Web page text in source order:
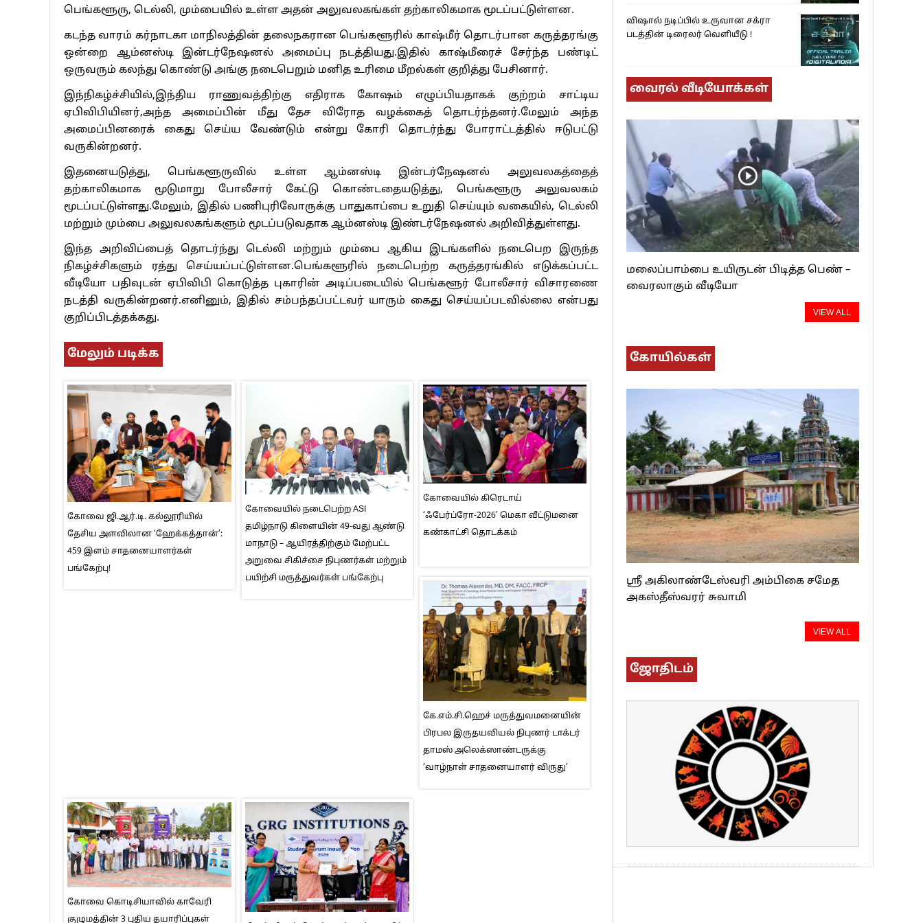
பாகிஸ்தானின் அணு ஆயுத மிரட்டலுக்கு அஞ்சமாட்டோம் – இந்தியா
தமிழக சட்டப்பேரவையில் காலியிடங்கள் 6 ஆக உயர்வு
பெங்களூரு, டெல்லி, மும்பையில் உள்ள அதன் அலுவலகங்கள் தற்காலிகமாக மூடப்பட்டுள்ளன.
கடந்த வாரம் கர்நாடகா மாநிலத்தின் தலைநகரான பெங்களூரில் காஷ்மீர் தொடர்பான கருத்தரங்கு
ஒன்றை ஆம்னஸ்டி இன்டர்நேஷனல் அமைப்பு நடத்தியது.இதில் காஷ்மீரைச் சேர்ந்த பண்டிட்
ஒருவரும் கலந்து கொண்டு அங்கு நடைபெறும் மனித உரிமை மீறல்கள் குறித்து பேசினார்.
இந்நிகழ்ச்சியில்,இந்திய ராணுவத்திற்கு எதிராக கோஷம் எழுப்பியதாகக் குற்றம் சாட்டிய
ஏபிவிபியினர்,அந்த அமைப்பின் மீது தேச விரோத வழக்கைத் தொடர்ந்தனர்.மேலும் அந்த
அமைப்பினரைக் கைது செய்ய வேண்டும் என்று கோரி தொடர்ந்து போராட்டத்தில் ஈடுபட்டு
வருகின்றனர்.
இதனையடுத்து, பெங்களூருவில் உள்ள ஆம்னஸ்டி இன்டர்நேஷனல் அலுவலகத்தைத்
தற்காலிகமாக மூடுமாறு போலீசார் கேட்டு கொண்டதையடுத்து, பெங்களூரு அலுவலகம்
மூடப்பட்டுள்ளது.மேலும், இதில் பணிபுரிவோருக்கு பாதுகாப்பை உறுதி செய்யும் வகையில், டெல்லி
மற்றும் மும்பை அலுவலகங்களும் மூடப்படுவதாக ஆம்னஸ்டி இண்டர்நேஷனல் அறிவித்துள்ளது.
இந்த அறிவிப்பைத் தொடர்ந்து டெல்லி மற்றும் மும்பை ஆகிய இடங்களில் நடைபெற இருந்த
நிகழ்ச்சிகளும் ரத்து செய்யப்பட்டுள்ளன.பெங்களூரில் நடைபெற்ற கருத்தரங்கில் எடுக்கப்பட்ட
வீடியோ பதிவுடன் ஏபிவிபி கொடுத்த புகாரின் அடிப்படையில் பெங்களூர் போலீசார் விசாரணை
நடத்தி வருகின்றனர்.எனினும், இதில் சம்பந்தப்பட்டவர் யாரும் கைது செய்யப்படவில்லை என்பது
குறிப்பிடத்தக்கது.
மேலும் படிக்க
கோவை ஜி.ஆர்.டி. கல்லூரியில்
தேசிய அளவிலான ‘ஹேக்கத்தான்’:
459 இளம் சாதனையாளர்கள்
பங்கேற்பு!
கோவையில் நடைபெற்ற ASI
தமிழ்நாடு கிளையின் 49-வது ஆண்டு
மாநாடு – ஆயிரத்திற்கும் மேற்பட்ட
அறுவை சிகிச்சை நிபுணர்கள் மற்றும்
பயிற்சி மருத்துவர்கள் பங்கேற்பு
கோவையில் கிரெடாய்
‘ஃபேர்ப்ரோ-2026’ மெகா வீட்டுமனை
கண்காட்சி தொடக்கம்
கே.எம்.சி.ஹெச் மருத்துவமனையின்
பிரபல இருதயவியல் நிபுணர் டாக்டர்
தாமஸ் அலெக்ஸாண்டருக்கு
‘வாழ்நாள் சாதனையாளர் விருது’
கோவை கொடிசியாவில் காவேரி
குழுமத்தின் 3 புதிய தயாரிப்புகள்
விஷால் நடிப்பில் உருவான சக்ரா
படத்தின் டிரைலர் வெளியீடு !
வைரல் வீடியோக்கள்
மலைப்பாம்பை உயிருடன் பிடித்த பெண் –
வைரலாகும் வீடியோ
VIEW ALL
கோயில்கள்
ஸ்ரீ அகிலாண்டேஸ்வரி அம்பிகை சமேத
அகஸ்தீஸ்வரர் சுவாமி
VIEW ALL
ஜோதிடம்